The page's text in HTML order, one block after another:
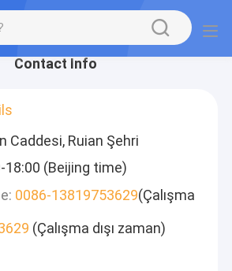
Contact Info
Caddesi, Ruian Şehri
18:00 (Beijing time)
0086-13819753629(Çalışma
(Çalışma dışı zaman)